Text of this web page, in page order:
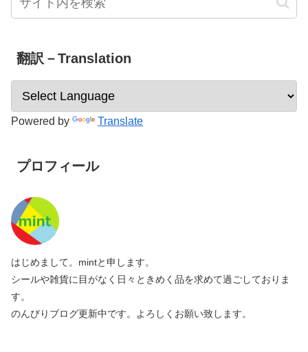
翻訳－Translation
Powered by Translate
プロフィール
はじめまして。mintと申します。
シールや雑貨に目がなく日々ときめく品を求めて過ごしておりま
す。
のんびりブログ更新中です。よろしくお願い致します。